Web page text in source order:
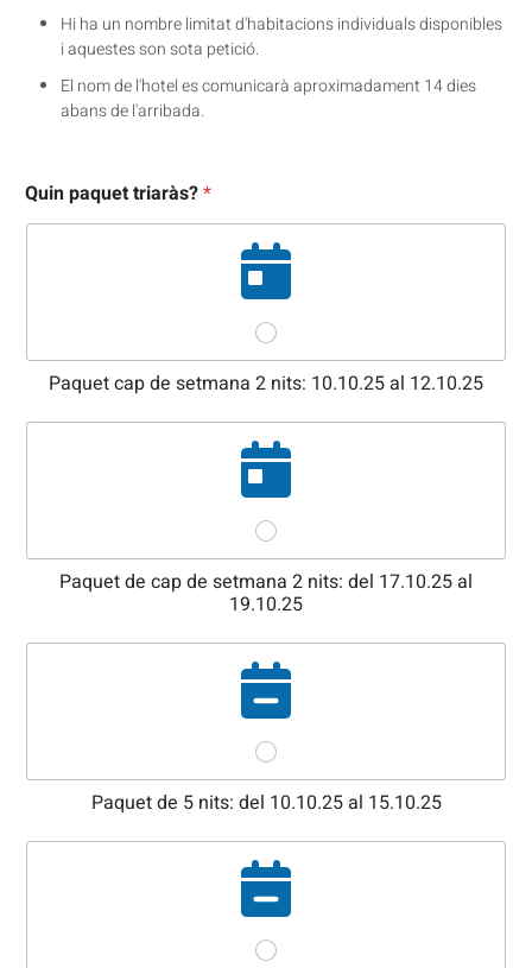
Hi ha un nombre limitat d'habitacions individuals disponibles
i aquestes son sota petició.
El nom de l'hotel es comunicarà aproximadament 14 dies
abans de l'arribada.
Quin paquet triaràs?*
Paquet cap de setmana 2 nits: 10.10.25 al 12.10.25
Paquet de cap de setmana 2 nits: del 17.10.25 al
19.10.25
Paquet de 5 nits: del 10.10.25 al 15.10.25